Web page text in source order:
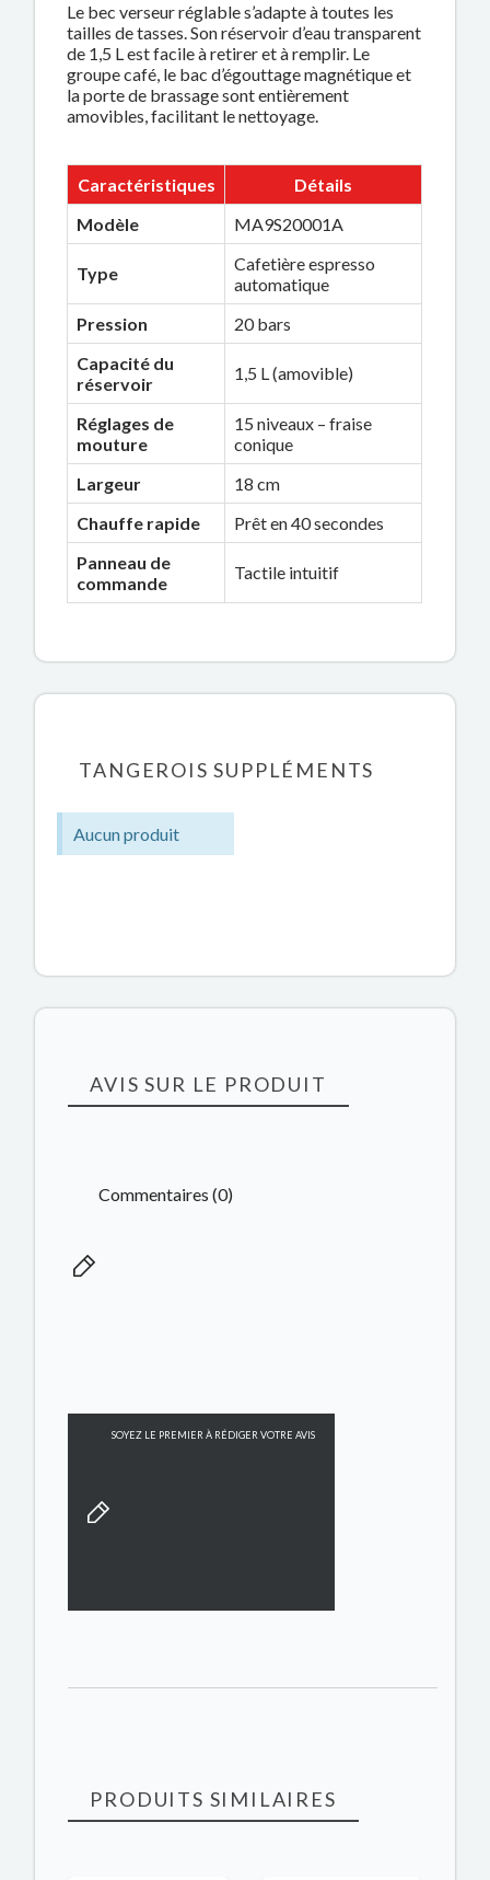
Le bec verseur réglable s’adapte à toutes les
tailles de tasses. Son réservoir d’eau transparent
de 1,5 L est facile à retirer et à remplir. Le
groupe café, le bac d’égouttage magnétique et
la porte de brassage sont entièrement
amovibles, facilitant le nettoyage.
Caractéristiques
Détails
Modèle
MA9S20001A
Type
Cafetière espresso
automatique
Pression
20 bars
Capacité du
réservoir
1,5 L (amovible)
Réglages de
mouture
15 niveaux – fraise
conique
Largeur
18 cm
Chauffe rapide
Prêt en 40 secondes
Panneau de
commande
Tactile intuitif
TANGEROIS SUPPLÉMENTS
Aucun produit
AVIS SUR LE PRODUIT
Commentaires (0)
SOYEZ LE PREMIER À RÉDIGER VOTRE AVIS
PRODUITS SIMILAIRES